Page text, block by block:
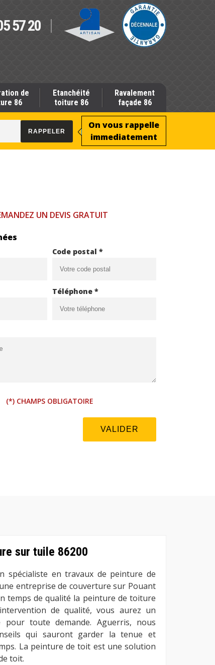
57 20
de
86
Etanchéité
toiture 86
Ravalement
façade 86
On vous rappelle
immediatement
UN DEVIS GRATUIT
Code postal *
Téléphone *
(*) CHAMPS OBLIGATOIRE
sur tuile 86200
spécialiste en travaux de peinture de
entreprise de couverture sur Pouant
temps de qualité la peinture de toiture
de qualité, vous aurez un
toute demande. Aguerris, nous
qui sauront garder la tenue et
La peinture de toit est une solution
toit.